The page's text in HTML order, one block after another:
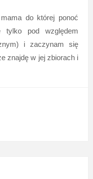
do której ponoć
tylko pod względem
i zaczynam się
znajdę w jej zbiorach i